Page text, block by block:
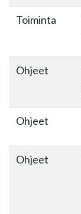
Toiminta
Ohjeet
Ohjeet
Ohjeet